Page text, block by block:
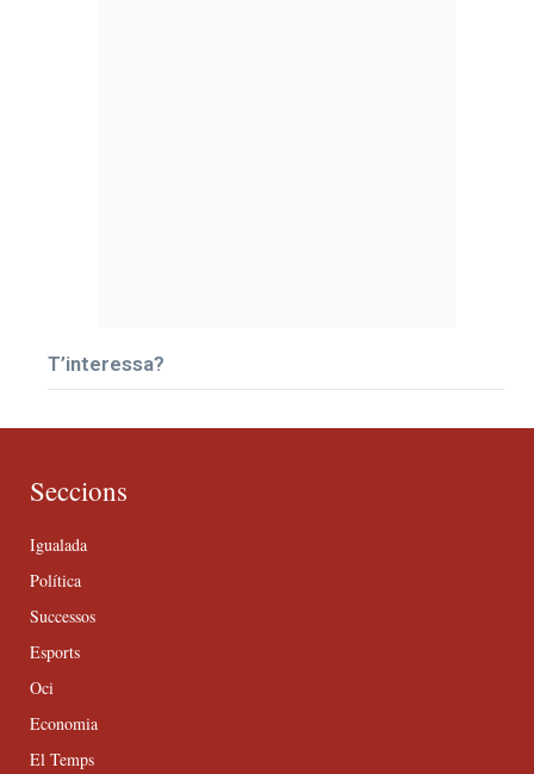
T’interessa?
Seccions
Igualada
Política
Successos
Esports
Oci
Economia
El Temps